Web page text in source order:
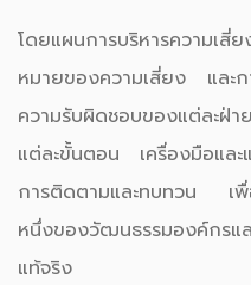
โดยแผนการบริหารความเสี่
หมายของความเสี่ยง และ
ความรับผิดชอบของแต่ละฝ่า
แต่ละขั้นตอน เครื่องมือแล
การติดตามและทบทวน เพื่อ
หนึ่งของวัฒนธรรมองค์กรแ
แท้จริง